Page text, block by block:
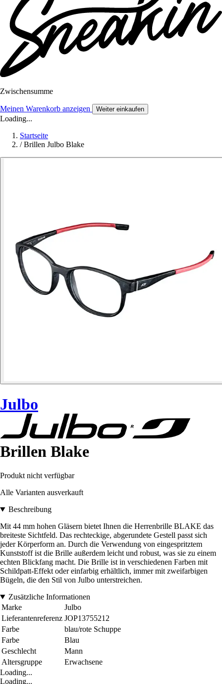
Zwischensumme
Meinen Warenkorb anzeigen Weiter einkaufen
Loading...
Startseite
/ Brillen Julbo Blake
Julbo
Brillen Blake
Produkt nicht verfügbar
Alle Varianten ausverkauft
Beschreibung
Mit 44 mm hohen Gläsern bietet Ihnen die Herrenbrille BLAKE das
breiteste Sichtfeld. Das rechteckige, abgerundete Gestell passt sich
jeder Körperform an. Durch die Verwendung von eingespritztem
Kunststoff ist die Brille außerdem leicht und robust, was sie zu einem
echten Blickfang macht. Die Brille ist in verschiedenen Farben mit
Schildpatt-Effekt oder einfarbig erhältlich, immer mit zweifarbigen
Bügeln, die den Stil von Julbo unterstreichen.
Zusätzliche Informationen
Marke
Julbo
Lieferantenreferenz JOP13755212
Farbe
blau/rote Schuppe
Farbe
Blau
Geschlecht
Mann
Altersgruppe
Erwachsene
Loading...
Loading...